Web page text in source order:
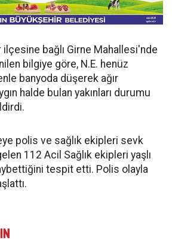
ilçesine bağlı Girne Mahallesi'nde
bilgiye göre, N.E. henüz
banyoda düşerek ağır
halde bulan yakınları durumu
polis ve sağlık ekipleri sevk
112 Acil Sağlık ekipleri yaşlı
tespit etti. Polis olayla